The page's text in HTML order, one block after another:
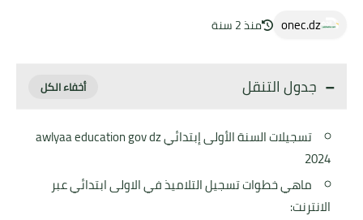
onec.dz منذ 2 سنة
جدول التنقل
تسجيلات السنة الأولى إبتدائي awlyaa education gov dz
2024
ماهي خطوات تسجيل التلاميذ في الاولى ابتدائي عبر
الانترنت: